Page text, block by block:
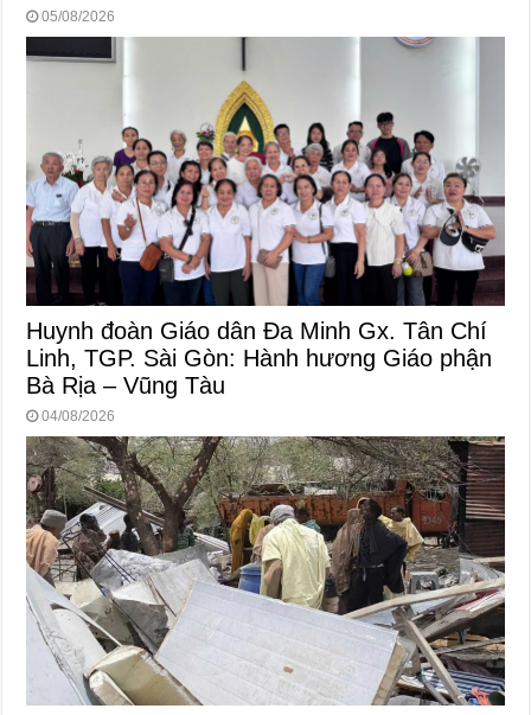
05/08/2026
Huynh đoàn Giáo dân Đa Minh Gx. Tân Chí
Linh, TGP. Sài Gòn: Hành hương Giáo phận
Bà Rịa – Vũng Tàu
04/08/2026